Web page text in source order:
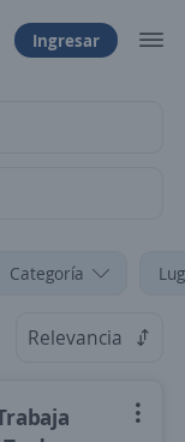
Ingresar
Categoría
Relevancia